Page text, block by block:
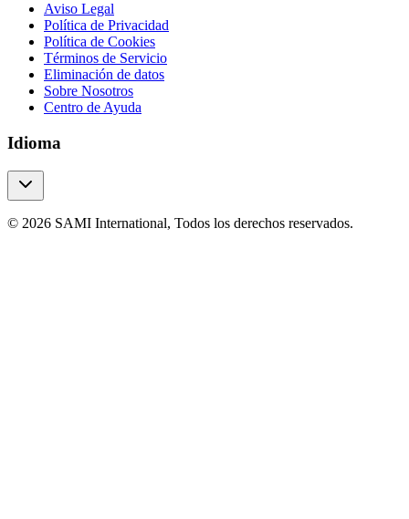
Aviso Legal
Política de Privacidad
Política de Cookies
Términos de Servicio
Eliminación de datos
Sobre Nosotros
Centro de Ayuda
Idioma
© 2026 SAMI International, Todos los derechos reservados.